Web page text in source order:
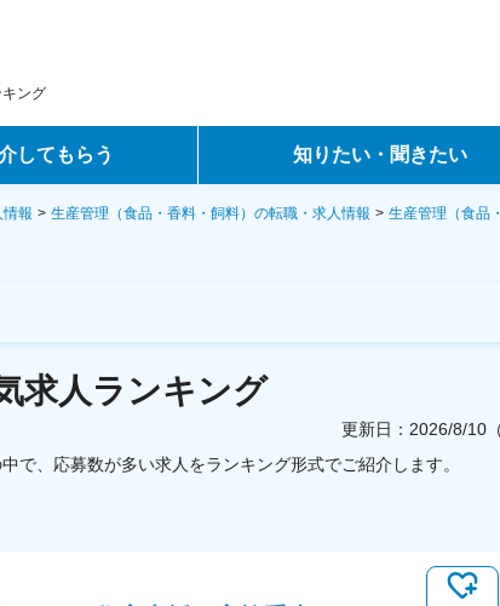
ング
してもらう
ス
知りたい・聞きたい
転職ノウハウ
転職Q&A
報 生産管理（食品・香料・飼料）の転職・求人情報 生産管理（食品
求人ランキング
更新日： 2026/8/10（
、応募数が多い求人をランキング形式でご紹介します。